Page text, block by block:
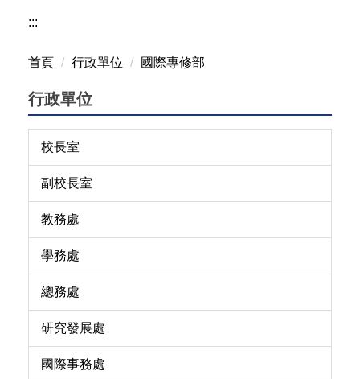
:::
首頁 行政單位 國際專修部
行政單位
校長室
副校長室
教務處
學務處
總務處
研究發展處
國際事務處